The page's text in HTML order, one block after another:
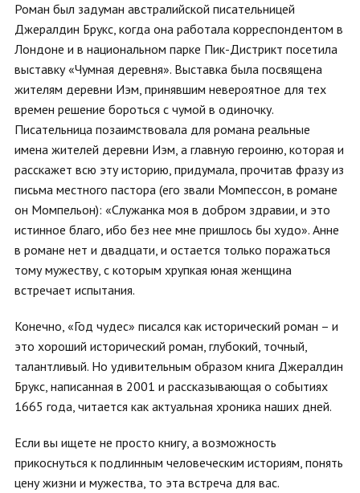
Роман был задуман австралийской писательницей
Джералдин Брукс, когда она работала корреспондентом в
Лондоне и в национальном парке Пик-Дистрикт посетила
выставку «Чумная деревня». Выставка была посвящена
жителям деревни Иэм, принявшим невероятное для тех
времен решение бороться с чумой в одиночку.
Писательница позаимствовала для романа реальные
имена жителей деревни Иэм, а главную героиню, которая и
расскажет всю эту историю, придумала, прочитав фразу из
письма местного пастора (его звали Момпессон, в романе
он Момпельон): «Служанка моя в добром здравии, и это
истинное благо, ибо без нее мне пришлось бы худо». Анне
в романе нет и двадцати, и остается только поражаться
тому мужеству, с которым хрупкая юная женщина
встречает испытания.
Конечно, «Год чудес» писался как исторический роман – и
это хороший исторический роман, глубокий, точный,
талантливый. Но удивительным образом книга Джералдин
Брукс, написанная в 2001 и рассказывающая о событиях
1665 года, читается как актуальная хроника наших дней.
Если вы ищете не просто книгу, а возможность
прикоснуться к подлинным человеческим историям, понять
цену жизни и мужества, то эта встреча для вас.